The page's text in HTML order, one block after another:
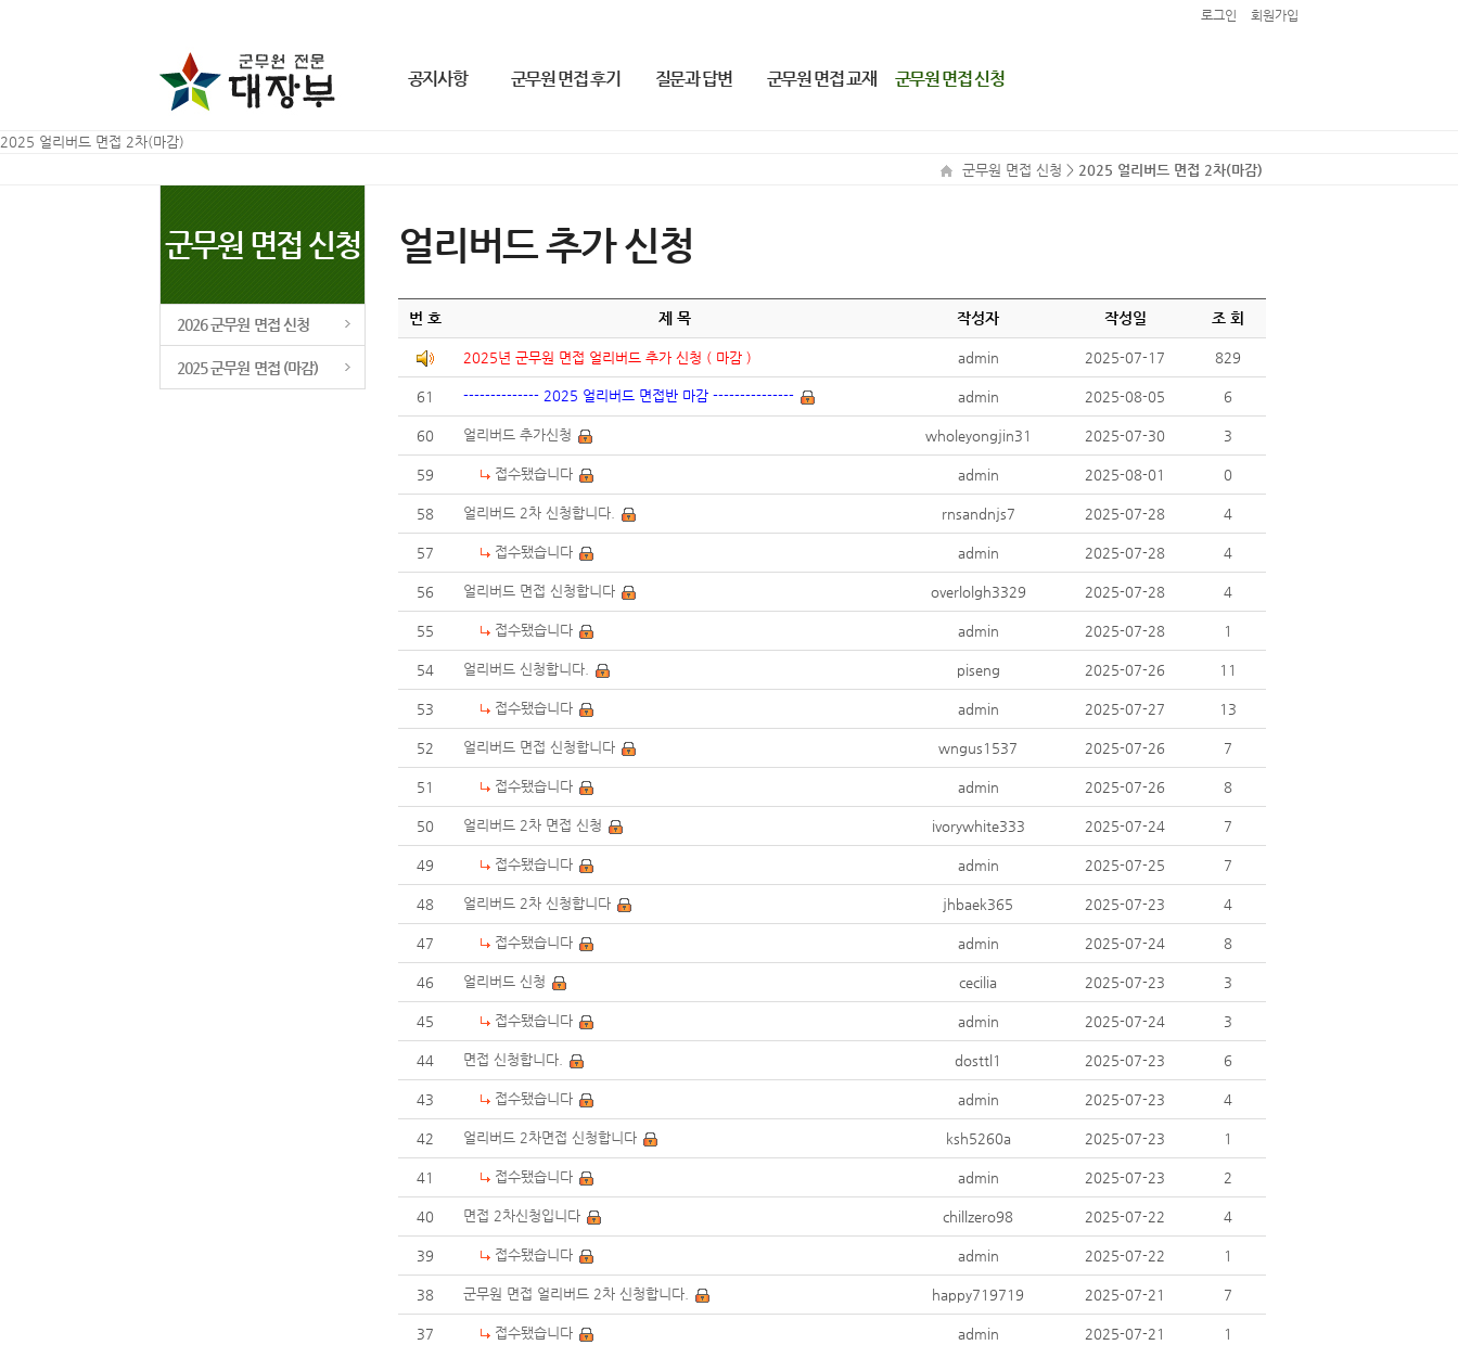
로그인 회원가입
공지사항
이용약관
군무원 면접 후기 질문과 답변 군무원 면접 교재 군무원 면접 신청
2025 얼리버드 면접 2차(마감)
군무원 면접 신청 > 2025 얼리버드 면접 2차(마감)
군무원 면접 신청
2026 군무원 면접 신청
2025 군무원 면접 (마감)
얼리버드 추가 신청
번 호 제 목 작성자 작성일 조 회
2025년 군무원 면접 얼리버드 추가 신청 ( 마감 ) admin 2025-07-17 829
61 -------------- 2025 얼리버드 면접반 마감 --------------- admin 2025-08-05 6
60 얼리버드 추가신청 wholeyongjin31 2025-07-30 3
59 접수됐습니다 admin 2025-08-01 0
58 얼리버드 2차 신청합니다. rnsandnjs7 2025-07-28 4
57 접수됐습니다 admin 2025-07-28 4
56 얼리버드 면접 신청합니다 overlolgh3329 2025-07-28 4
55 접수됐습니다 admin 2025-07-28 1
54 얼리버드 신청합니다. piseng 2025-07-26 11
53 접수됐습니다 admin 2025-07-27 13
52 얼리버드 면접 신청합니다 wngus1537 2025-07-26 7
51 접수됐습니다 admin 2025-07-26 8
50 얼리버드 2차 면접 신청 ivorywhite333 2025-07-24 7
49 접수됐습니다 admin 2025-07-25 7
48 얼리버드 2차 신청합니다 jhbaek365 2025-07-23 4
47 접수됐습니다 admin 2025-07-24 8
46 얼리버드 신청 cecilia 2025-07-23 3
45 접수됐습니다 admin 2025-07-24 3
44 면접 신청합니다. dosttl1 2025-07-23 6
43 접수됐습니다 admin 2025-07-23 4
42 얼리버드 2차면접 신청합니다 ksh5260a 2025-07-23 1
41 접수됐습니다 admin 2025-07-23 2
40 면접 2차신청입니다 chillzero98 2025-07-22 4
39 접수됐습니다 admin 2025-07-22 1
38 군무원 면접 얼리버드 2차 신청합니다. happy719719 2025-07-21 7
37 접수됐습니다 admin 2025-07-21 1